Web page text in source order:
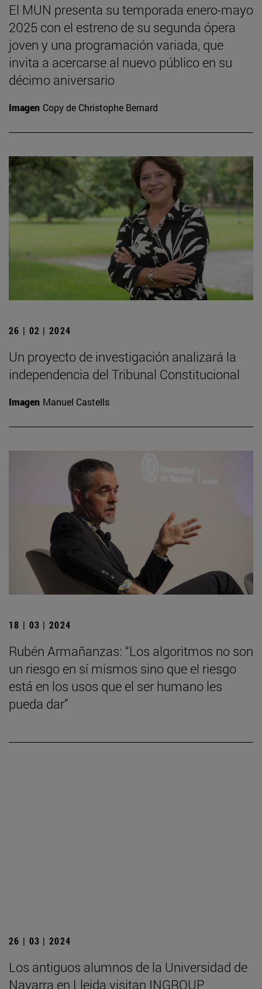
El MUN presenta su temporada enero-mayo
2025 con el estreno de su segunda ópera
joven y una programación variada, que
invita a acercarse al nuevo público en su
décimo aniversario
Imagen Copy de Christophe Bernard
26 | 02 | 2024
Un proyecto de investigación analizará la
independencia del Tribunal Constitucional
Imagen Manuel Castells
18 | 03 | 2024
Rubén Armañanzas: “Los algoritmos no son
un riesgo en sí mismos sino que el riesgo
está en los usos que el ser humano les
pueda dar”
26 | 03 | 2024
Los antiguos alumnos de la Universidad de
Navarra en Lleida visitan INGROUP